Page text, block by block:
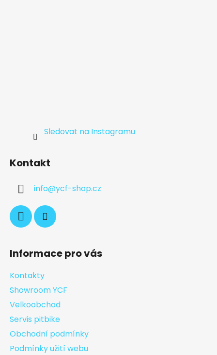
Sledovat na Instagramu
Kontakt
info@ycf-shop.cz
Informace pro vás
Kontakty
Showroom YCF
Velkoobchod
Servis pitbike
Obchodní podmínky
Podmínky užití webu